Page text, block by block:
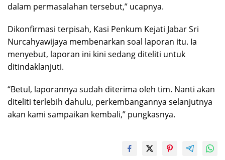
dalam permasalahan tersebut,” ucapnya.
Dikonfirmasi terpisah, Kasi Penkum Kejati Jabar Sri
Nurcahyawijaya membenarkan soal laporan itu. Ia
menyebut, laporan ini kini sedang diteliti untuk
ditindaklanjuti.
“Betul, laporannya sudah diterima oleh tim. Nanti akan
diteliti terlebih dahulu, perkembangannya selanjutnya
akan kami sampaikan kembali,” pungkasnya.